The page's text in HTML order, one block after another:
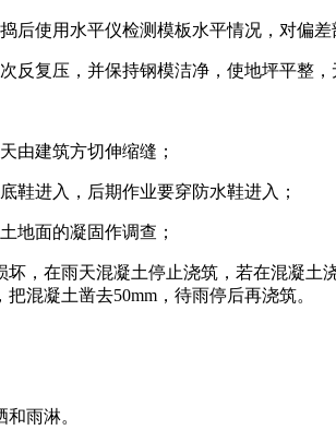
后使用水平仪检测模板水平情况，对
复压，并保持钢模洁净，使地坪平整，
建筑方切伸缩缝；
进入，后期作业要穿防水鞋进入；
面的凝固作调查；
在雨天混凝土停止浇筑，若在混凝土
混凝土凿去50mm，待雨停后再浇筑。
雨淋。